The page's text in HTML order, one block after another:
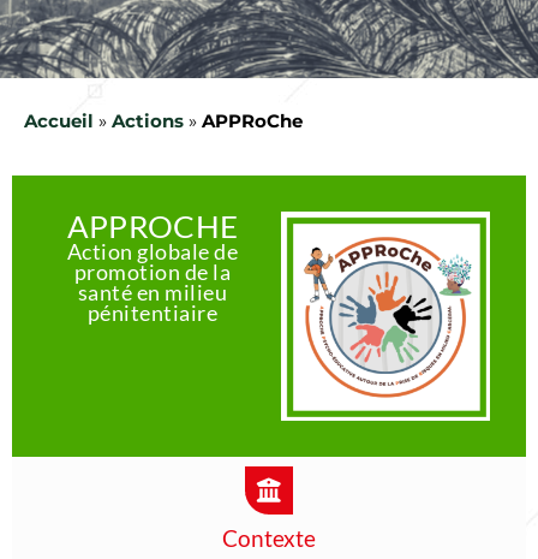
Accueil » Actions » APPRoChe
APPROCHE
Action globale de
promotion de la
santé en milieu
pénitentiaire
Contexte